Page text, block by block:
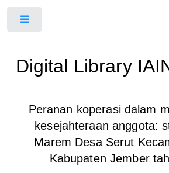
Digital Library
Peranan koperasi dalam
kesejahteraan anggota:
Marem Desa Serut
Kabupaten Jember